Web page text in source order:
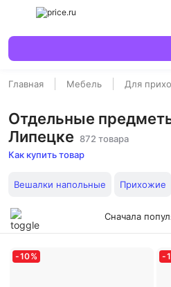
Главная Мебель Для
Отдельные
Липецке 872 товара
Как купить товар
Вешалки напольные Прихожие
Сначала
-10% -